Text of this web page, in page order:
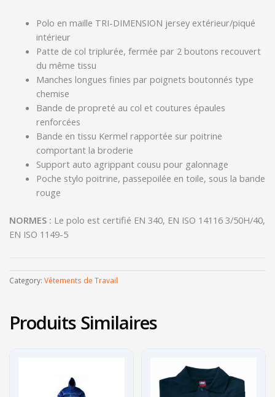
Polo en maille TRI-DIMENSION jersey extérieur/piqué
intérieur
Patte de col triplurée, fermée par 2 boutons recouvert
du même tissu
Manches longues finies par poignets boutonnés type
chemise
Bande de propreté au col et coutures épaules
renforcées
Bande en tissu Kermel rapportée sur poitrine
comportant la broderie
Support auto agrippant cousu pour galonnage
Poche stylo poitrine, passepoilée en toile, sous la bande
rouge
NORMES : Le polo est certifié EN 340, EN ISO 14116 3/50H/40,
EN ISO 1149-5
Category: Vêtements de Travail
Produits Similaires